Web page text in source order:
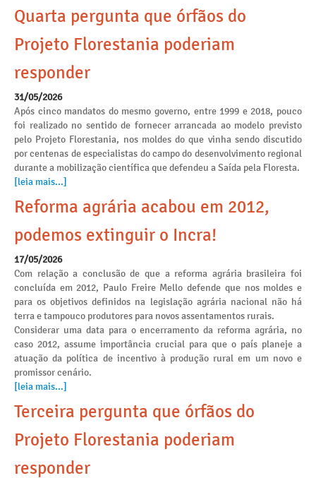
Quarta pergunta que órfãos do
Projeto Florestania poderiam
responder
31/05/2026
Após cinco mandatos do mesmo governo, entre 1999 e 2018, pouco
foi realizado no sentido de fornecer arrancada ao modelo previsto
pelo Projeto Florestania, nos moldes do que vinha sendo discutido
por centenas de especialistas do campo do desenvolvimento regional
durante a mobilização científica que defendeu a Saída pela Floresta.
[leia mais...]
Reforma agrária acabou em 2012,
podemos extinguir o Incra!
17/05/2026
Com relação a conclusão de que a reforma agrária brasileira foi
concluída em 2012, Paulo Freire Mello defende que nos moldes e
para os objetivos definidos na legislação agrária nacional não há
terra e tampouco produtores para novos assentamentos rurais.
Considerar uma data para o encerramento da reforma agrária, no
caso 2012, assume importância crucial para que o país planeje a
atuação da política de incentivo à produção rural em um novo e
promissor cenário.
[leia mais...]
Terceira pergunta que órfãos do
Projeto Florestania poderiam
responder